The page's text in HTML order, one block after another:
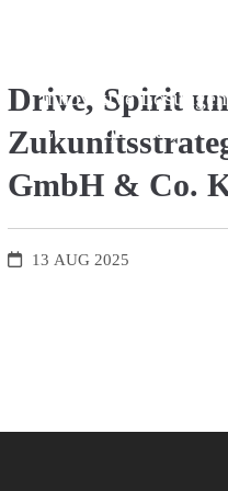
innovative
Lebensqualität,
Drive, Spirit
GmbH & Co.
13 AUG 2025